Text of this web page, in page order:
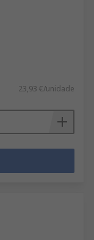
23,93 €/unidade